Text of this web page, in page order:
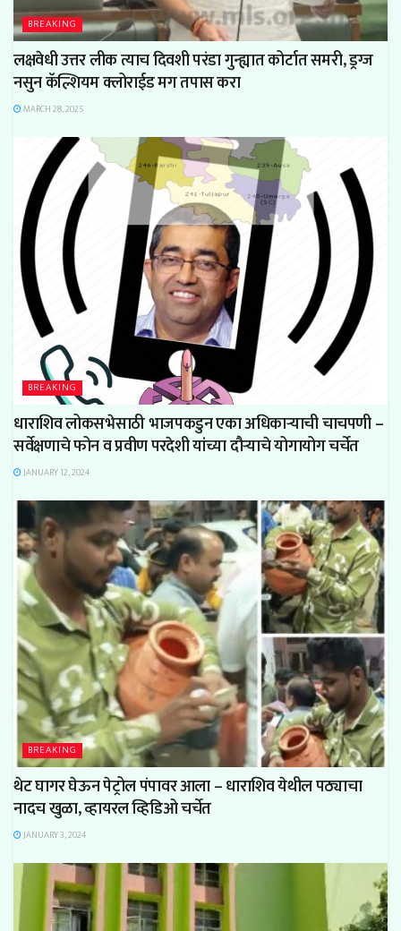
BREAKING
लक्षवेधी उत्तर लीक त्याच दिवशी परंडा गुन्ह्यात कोर्टात समरी, ड्रग्ज
नसुन कॅल्शियम क्लोराईड मग तपास करा
MARCH 28, 2025
BREAKING
धाराशिव लोकसभेसाठी भाजपकडुन एका अधिकाऱ्याची चाचपणी –
सर्वेक्षणाचे फोन व प्रवीण परदेशी यांच्या दौऱ्याचे योगायोग चर्चेत
JANUARY 12, 2024
BREAKING
थेट घागर घेऊन पेट्रोल पंपावर आला – धाराशिव येथील पठ्याचा
नादच खुळा, व्हायरल व्हिडिओ चर्चेत
JANUARY 3, 2024